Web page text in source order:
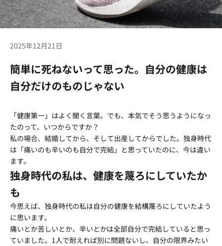
2025年12月21日
簡単に死ねないって思った。自分の健康は
自分だけのものじゃない
「健康第一」はよく聞く言葉。でも、本気でそう思うようになっ
たのって、いつからですか？
私の場合、結婚してから、そして出産してからでした。独身時代
は「痛いのも辛いのも自分で完結」と思っていたのに、今は違い
ます。
独身時代の私は、健康を蔑ろにしていたか
も
今思えば、独身時代の私は自分の健康を結構蔑ろにしていたよう
に思います。
痛いとか苦しいとか、辛いとかは全部自分で完結していると思っ
ていました。1人で耐えれば別に問題ないし、自分の限界みたい